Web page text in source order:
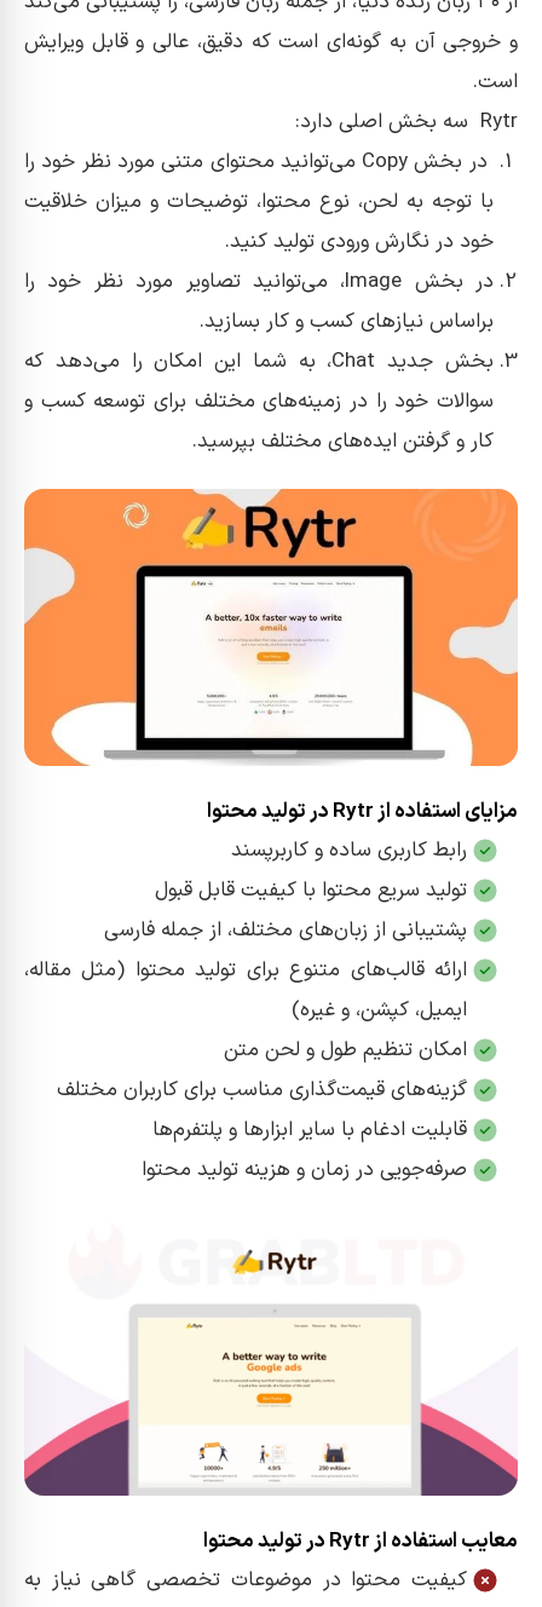
و خروجی آن به گونه‌ای است که دقیق، عالی و قابل ویرایش
است.
Rytr سه بخش اصلی دارد:
در بخش Copy می‌توانید محتوای متنی مورد نظر خود را
با توجه به لحن، نوع محتوا، توضیحات و میزان خلاقیت
خود در نگارش ورودی تولید کنید.
در بخش Image، می‌توانید تصاویر مورد نظر خود را
براساس نیازهای کسب و کار بسازید.
بخش جدید Chat، به شما این امکان را می‌دهد که
سوالات خود را در زمینه‌های مختلف برای توسعه کسب و
کار و گرفتن ایده‌های مختلف بپرسید.
مزایای استفاده از Rytr در تولید محتوا
رابط کاربری ساده و کاربرپسند
تولید سریع محتوا با کیفیت قابل قبول
پشتیبانی از زبان‌های مختلف، از جمله فارسی
ارائه قالب‌های متنوع برای تولید محتوا (مثل مقاله،
ایمیل، کپشن، و غیره)
امکان تنظیم طول و لحن متن
گزینه‌های قیمت‌گذاری مناسب برای کاربران مختلف
قابلیت ادغام با سایر ابزارها و پلتفرم‌ها
صرفه‌جویی در زمان و هزینه تولید محتوا
معایب استفاده از Rytr در تولید محتوا
کیفیت محتوا در موضوعات تخصصی گاهی نیاز به